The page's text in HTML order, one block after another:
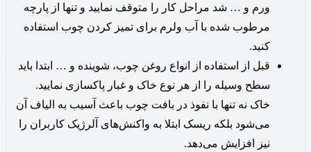
ورم و … شد مراحل کار را متوقف نمایید و تنها از پارچه
مرطوب شده با آب ولرم برای تمیز کردن چوب استفاده
کنید.
قبل از استفاده از انواع روغن چوب، شوینده و … ابتدا باید
سطح وسیله را از هر نوع خاک و غبار پاکسازی نمایید.
خاک نه تنها با نفوذ در بافت چوب باعث آسیب به الیاف آن
می‌شود بلکه ریسک ابتلا به واکنش‌های آلرژیک کاربران را
نیز افزایش می‌دهد.